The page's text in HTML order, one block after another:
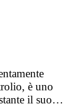
è uno
il suo…